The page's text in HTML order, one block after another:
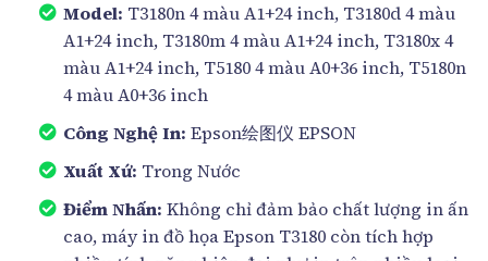
Model: T3180n 4 màu A1+24 inch, T3180d 4 màu
A1+24 inch, T3180m 4 màu A1+24 inch, T3180x 4
màu A1+24 inch, T5180 4 màu A0+36 inch, T5180n
4 màu A0+36 inch
Công Nghệ In: Epson绘图仪 EPSON
Xuất Xứ: Trong Nước
Điểm Nhấn: Không chỉ đảm bảo chất lượng in ấn
cao, máy in đồ họa Epson T3180 còn tích hợp